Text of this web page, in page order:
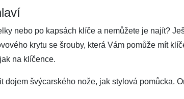
nebo po kapsách klíče a nemůžete je najít?
krytu se šrouby, která Vám pomůže mít
na klíčence.
dojem švýcarského nože, jak stylová pomůcka.